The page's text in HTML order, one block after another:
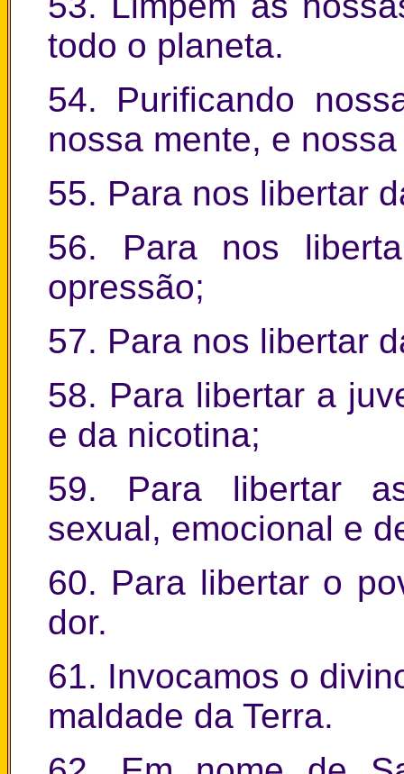
todo o planeta.
54. Purificando
nossa mente, e
55. Para nos libertar
56. Para nos
opressão;
57. Para nos libertar
58. Para libertar a
e da nicotina;
59. Para libertar
sexual, emocional e
60. Para libertar o
dor.
61. Invocamos o
maldade da Terra.